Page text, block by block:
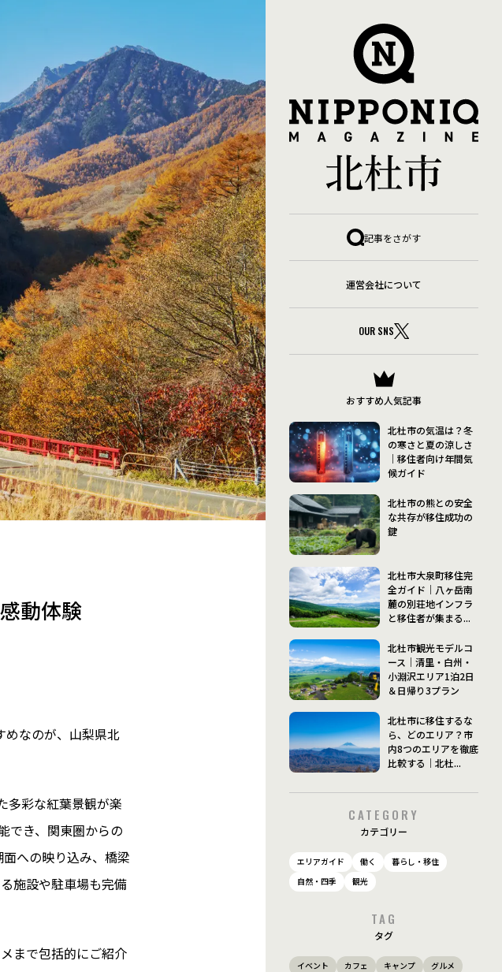
記事をさがす
運営会社について
OUR SNS
おすすめ人気記事
北杜市の気温は？冬
の寒さと夏の涼しさ
｜移住者向け年間気
候ガイド
北杜市の熊との安全
な共存が移住成功の
鍵
北杜市大泉町移住完
全ガイド｜八ヶ岳南
麓の別荘地インフラ
と移住者が集まる...
北杜市観光モデルコ
ース｜清里・白州・
小淵沢エリア1泊2日
＆日帰り3プラン
北杜市に移住するな
ら、どのエリア？市
内8つのエリアを徹底
比較する｜北杜...
CATEGORY
カテゴリー
エリアガイド 働く
暮らし・移住
自然・四季
観光
TAG
タグ
イベント カフェ キャンプ
グルメ
動体験
めなのが、山梨県北
多彩な紅葉景観が楽
でき、関東圏からの
への映り込み、橋梁
施設や駐車場も完備
まで包括的にご紹介
す エリアガイド 働く 暮らし・移住 自然・四季 観光
イベント カフェ キャンプ グルメ
テレワーク環境・副業
トレッキング・ハイキング
体験・アクティビティ
地場産業
大泉エリア 子育て・教育 季節の暮らし 小淵沢エリア
山・森
川・湖・滝
明野エリア 暮らしインフラ 武川エリア
眺望・星空
移住支援制度 空き家活用事例 自然体験 長坂エリア
防災・安心
須玉エリア
高根エリア